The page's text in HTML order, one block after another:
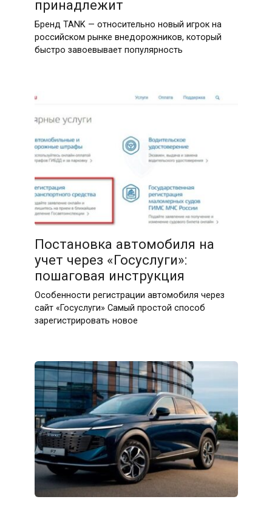
принадлежит
Бренд TANK — относительно новый игрок на
российском рынке внедорожников, который
быстро завоевывает популярность
Постановка автомобиля на
учет через «Госуслуги»:
пошаговая инструкция
Особенности регистрации автомобиля через
сайт «Госуслуги» Самый простой способ
зарегистрировать новое